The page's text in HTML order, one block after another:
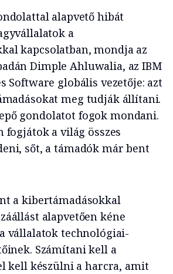
alapvető hibát
a
kapcsolatban, mondja az
Dimple Ahluwalia, az IBM
Software globális vezetője: azt
meg tudják állítani.
gondolatot fogok mondani.
fogjátok a világ összes
sőt, a támadók már bent
a kibertámadásokkal
alapvetően kéne
vállalatok technológiai-
Számítani kell a
kell készülni a harcra, amit